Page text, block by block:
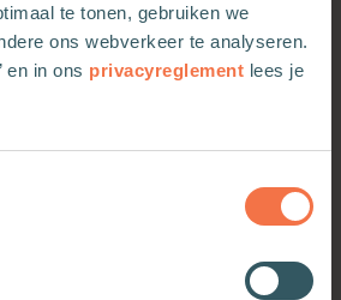
te tonen, gebruiken we
ons webverkeer te analyseren.
en in ons privacyreglement lees je
Ideaal voor wie wil
het geloof en op zoek is naar
en nieuwe inzichten.